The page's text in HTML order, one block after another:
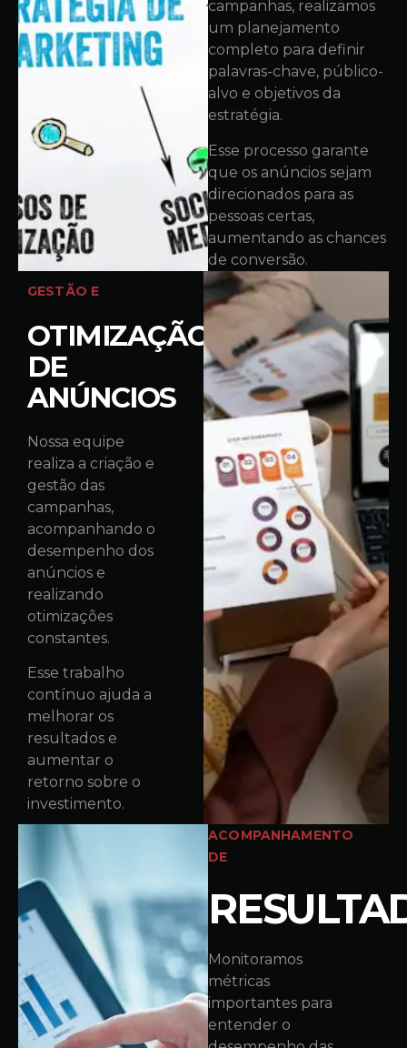
campanhas, realizamos
um planejamento
completo para definir
palavras-chave, público-
alvo e objetivos da
estratégia.
Esse processo garante
que os anúncios sejam
direcionados para as
pessoas certas,
aumentando as chances
de conversão.
GESTÃO E
OTIMIZAÇÃO
DE
ANÚNCIOS
Nossa equipe
realiza a criação e
gestão das
campanhas,
acompanhando o
desempenho dos
anúncios e
realizando
otimizações
constantes.
Esse trabalho
contínuo ajuda a
melhorar os
resultados e
aumentar o
retorno sobre o
investimento.
ACOMPANHAMENTO
DE
Monitoramos
métricas
importantes para
entender o